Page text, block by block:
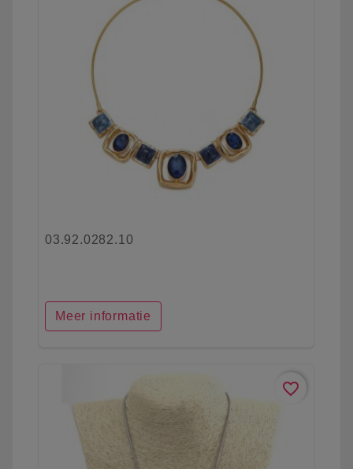
03.92.0282.10
Meer informatie
favorite_border